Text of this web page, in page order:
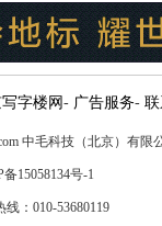
字楼网 - 广告服务-
中毛科技（北京）有限
备15058134号-1
线：010-53680119